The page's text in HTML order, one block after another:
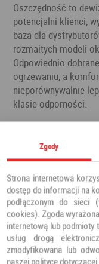
Oszczędność to
potencjalni klienci,
baza dla
rozmaitych modeli
Odpowiednio
ogrzewaniu, a
nieporównywalnie
klasie odporności.
pozwalają na
Różnicę w
minimalne, a Ty
domu planujesz
energooszczędne.
parametry i jakość
pozostałe modele.
Zgody
Strona internetowa
dostęp do informacji na
podłączonym do sieci
cookies). Zgoda
internetową lub podmioty
usług drogą
zmodyfikowana lub
naszej polityce